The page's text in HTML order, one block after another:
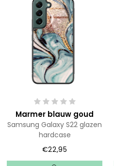
Marmer blauw goud
Samsung Galaxy S22 glazen
hardcase
€22,95